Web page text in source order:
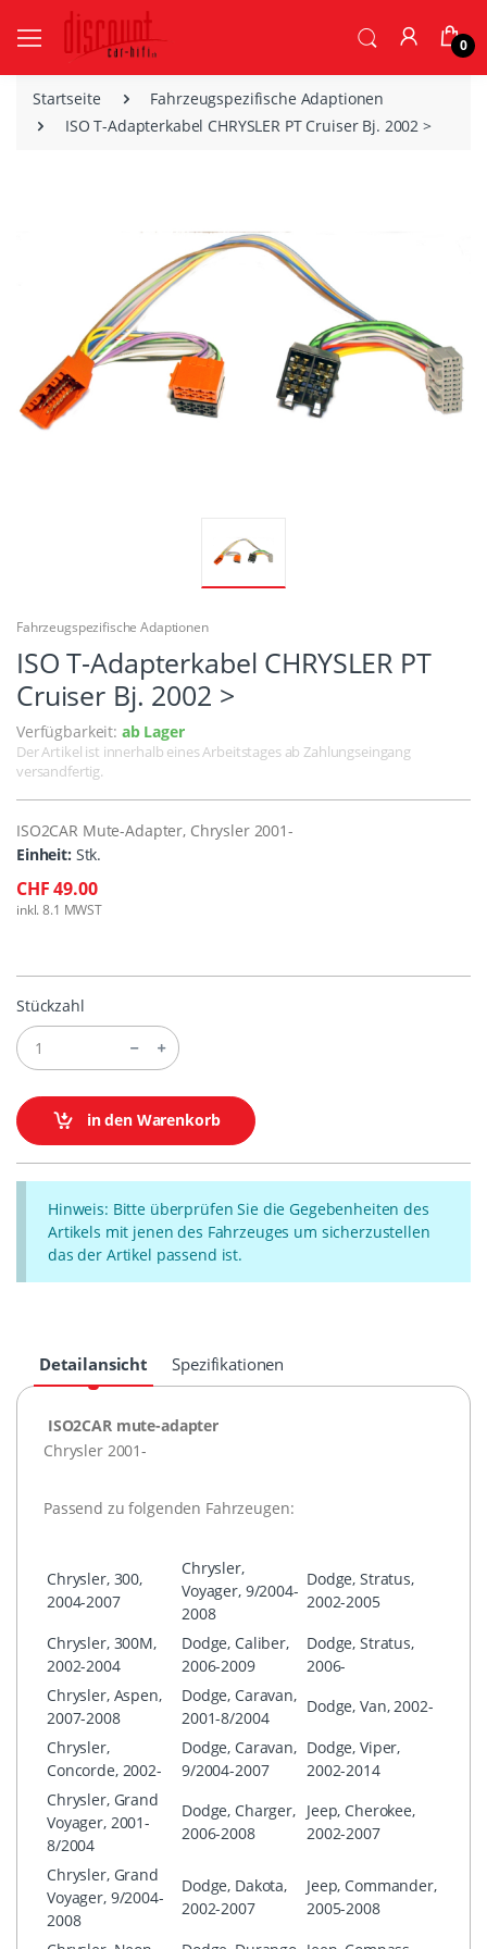
0
Startseite
Fahrzeugspezifische Adaptionen
ISO T-Adapterkabel CHRYSLER PT Cruiser Bj. 2002 >
Fahrzeugspezifische Adaptionen
ISO T-Adapterkabel CHRYSLER PT
Cruiser Bj. 2002 >
Verfügbarkeit: ab Lager
Der Artikel ist innerhalb eines Arbeitstages ab Zahlungseingang
versandfertig.
ISO2CAR Mute-Adapter, Chrysler 2001-
Einheit: Stk.
CHF 49.00
inkl. 8.1 MWST
Stückzahl
in den Warenkorb
Hinweis: Bitte überprüfen Sie die Gegebenheiten des
Artikels mit jenen des Fahrzeuges um sicherzustellen
das der Artikel passend ist.
Detailansicht Spezifikationen
ISO2CAR mute-adapter
Chrysler 2001-
Passend zu folgenden Fahrzeugen:
Chrysler, 300,
2004-2007
Chrysler,
Voyager, 9/2004-
2008
Dodge, Stratus,
2002-2005
Chrysler, 300M,
2002-2004
Dodge, Caliber,
2006-2009
Dodge, Stratus,
2006-
Chrysler, Aspen,
2007-2008
Dodge, Caravan,
2001-8/2004
Dodge, Van, 2002-
Chrysler,
Concorde, 2002-
Dodge, Caravan,
9/2004-2007
Dodge, Viper,
2002-2014
Chrysler, Grand
Voyager, 2001-
8/2004
Dodge, Charger,
2006-2008
Jeep, Cherokee,
2002-2007
Chrysler, Grand
Voyager, 9/2004-
2008
Dodge, Dakota,
2002-2007
Jeep, Commander,
2005-2008